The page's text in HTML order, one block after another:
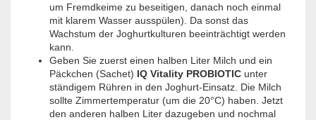
um Fremdkeime zu beseitigen, danach noch einmal
mit klarem Wasser ausspülen). Da sonst das
Wachstum der Joghurtkulturen beeinträchtigt werden
kann.
Geben Sie zuerst einen halben Liter Milch und ein
Päckchen (Sachet) IQ Vitality PROBIOTIC unter
ständigem Rühren in den Joghurt-Einsatz. Die Milch
sollte Zimmertemperatur (um die 20°C) haben. Jetzt
den anderen halben Liter dazugeben und nochmal